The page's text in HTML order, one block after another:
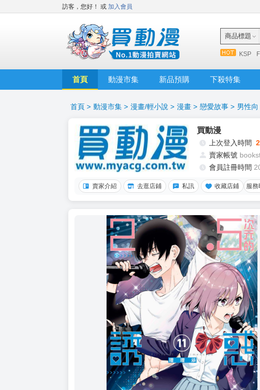
訪客，您好！ 或 加入會員
商品標題
KSP
首頁 動漫市集 新品預購 下殺特集
首頁 > 動漫市集 > 漫畫/輕小說 > 漫畫 > 戀愛故事 > 男性向
買動漫
上次登入時間
賣家帳號
會員註冊時間
賣家介紹 去逛店鋪 私訊 收藏店鋪 服